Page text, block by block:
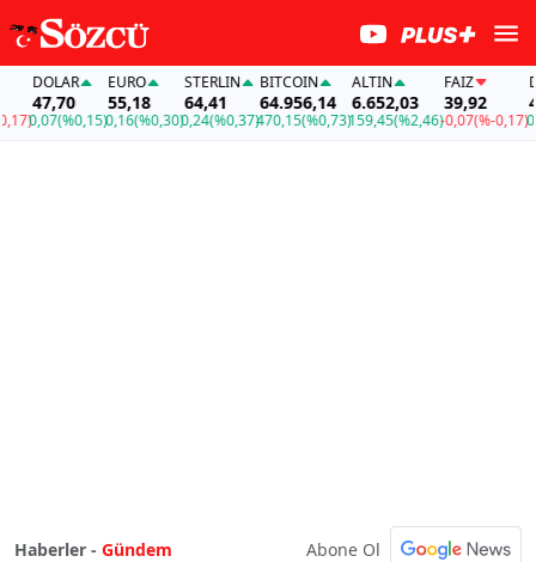
DOLAR
47,70
0,07(%0,15)
EURO
55,18
0,16(%0,30)
STERLIN
64,41
0,24(%0,37)
BITCOIN
64.956,14
470,15(%0,73)
ALTIN
6.652,03
159,45(%2,46)
FAİZ
39,92
-0,07(%-0,17)0,07
Haberler - Gündem Abone Ol